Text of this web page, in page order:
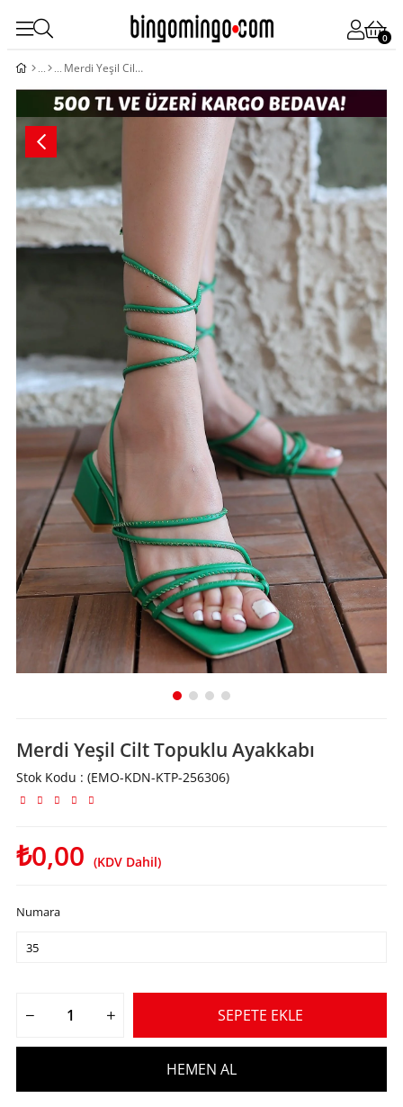
0
Merdi Yeşil Cilt Topuklu Ayakkabı
Merdi Yeşil Cilt Topuklu Ayakkabı
Stok Kodu (EMO-KDN-KTP-256306)
₺0,00 (KDV Dahil)
Numara